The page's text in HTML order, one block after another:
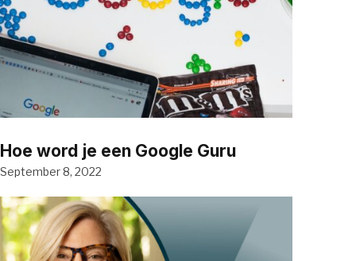
Hoe word je een Google Guru
September 8, 2022